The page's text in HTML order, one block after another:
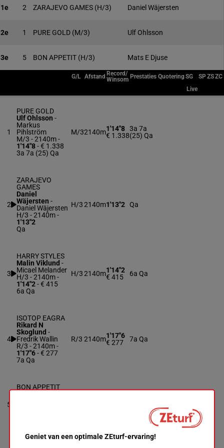
1e 2 ZARAJEVO GAMES (H/3) Daniel Wäjersten
2e 1 PURE GOLD (M/3) Ulf Ohlsson
3e 5 BON APPETIT (H/3) Mats E Djuse
G/L Afstand Record/
Winsom Prestaties QuoteringSG SPZSZC
Live
1
PURE GOLD
Ulf Ohlsson -
Markus
Pihlström
M/3 - 2140m-
1'14"8- € 1.338
3a 7a (25) Qa
M/32140m1'14"8
€ 1.338
3a 7a
(25) Qa
2
ZARAJEVO
GAMES
Daniel
Wäjersten -
Daniel Wäjersten
H/3 - 2140m-
1'13"2
Qa
H/32140m1'13"2 Qa
3
HARRY STYLES
Malin Viklund -
Micael Melander
H/3 - 2140m-
1'14"2- € 415
6a Qa
H/32140m1'14"2
€ 415
6a Qa
4
ISOTOP EAGRA
Rikard N
Skoglund -
Fredrik Wallin
R/3 - 2140m-
1'17"6- € 277
7a Qa
R/3 2140m1'17"6
€ 277
7a Qa
5
BON APPETIT
Geniet van een optimale ZEturf-ervaring!